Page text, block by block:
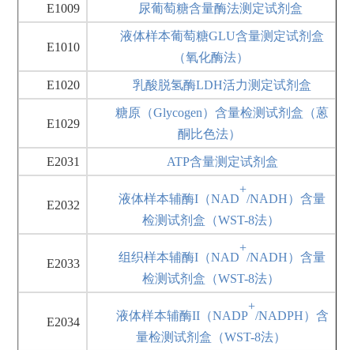
E1009 尿葡萄糖含量酶法测定试剂盒
E1010
液体样本葡萄糖GLU含量测定试剂盒
（氧化酶法）
E1020 乳酸脱氢酶LDH活力测定试剂盒
E1029
糖原（Glycogen）含量检测试剂盒（蒽
酮比色法）
E2031 ATP含量测定试剂盒
E2032 液体样本辅酶I（NAD
+
/NADH）含量
检测试剂盒（WST-8法）
E2033 组织样本辅酶I（NAD
+
/NADH）含量
检测试剂盒（WST-8法）
E2034 液体样本辅酶II（NADP
+
/NADPH）含
量检测试剂盒（WST-8法）